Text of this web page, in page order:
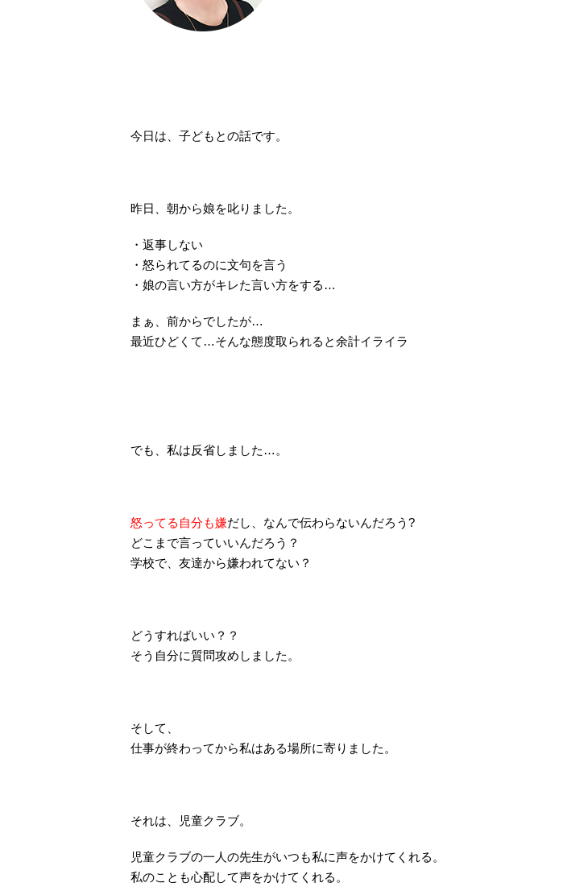
今日は、子どもとの話です。
昨日、朝から娘を叱りました。
・返事しない
・怒られてるのに文句を言う
・娘の言い方がキレた言い方をする…
まぁ、前からでしたが…
最近ひどくて…そんな態度取られると余計イライラ
でも、私は反省しました…。
怒ってる自分も嫌だし、なんで伝わらないんだろう?
どこまで言っていいんだろう？
学校で、友達から嫌われてない？
どうすればいい？？
そう自分に質問攻めしました。
そして、
仕事が終わってから私はある場所に寄りました。
それは、児童クラブ。
児童クラブの一人の先生がいつも私に声をかけてくれる。
私のことも心配して声をかけてくれる。